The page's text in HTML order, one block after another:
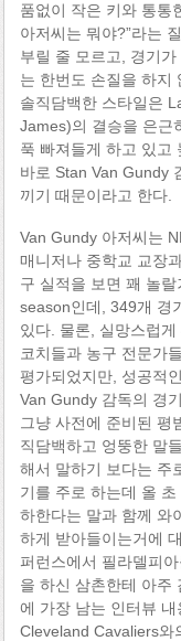
품없이 작은 키와 통통
아저씨는 뭐야?”라는
부릴 줄 모르고, 경기
는 한번도 손질을 하지
솔직담백한 스타일은
James)의 결승을 은근
푹 빠져들게 하고 있고
바로 Stan Van Gundy
끼기 때문이라고 한다.
Van Gundy 아저씨는
매니저나 중학교 교장
구 실적을 보면 꽤 놀
season인데, 349개 경
있다. 물론, 실망스럽
코치들과 농구 전문가
평가되었지만, 성공적
Van Gundy 감독의 경
그냥 사전에 준비된 평
직담백하고 엉뚱한 말
해서 말하기 보다는 주
기를 주로 하는데 올
하한다는 말과 함께 와
하게 받아들이는거에
퍼런스에서 필라델피
을 하신 삼촌한테 아주
에 가장 남는 인터뷰
Cleveland Cavaliers와